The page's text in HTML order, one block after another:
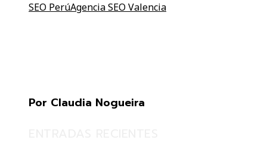
SEO PerúAgencia SEO Valencia
Por Claudia Nogueira